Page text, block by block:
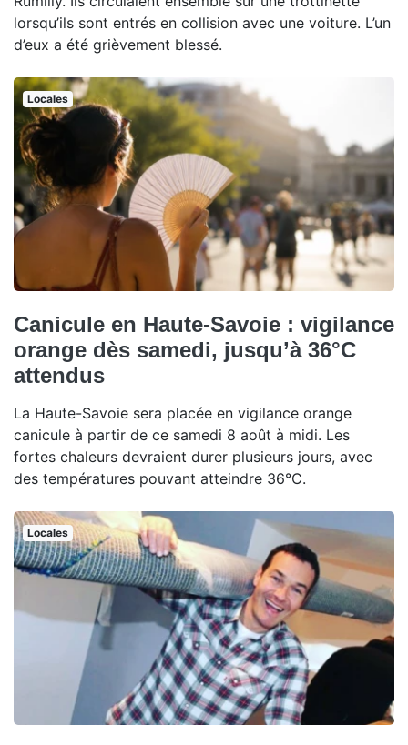
lorsqu’ils sont entrés en collision avec une voiture. L’un
d’eux a été grièvement blessé.
Locales
Canicule en Haute-Savoie : vigilance
orange dès samedi, jusqu’à 36°C
attendus
La Haute-Savoie sera placée en vigilance orange
canicule à partir de ce samedi 8 août à midi. Les
fortes chaleurs devraient durer plusieurs jours, avec
des températures pouvant atteindre 36°C.
Locales